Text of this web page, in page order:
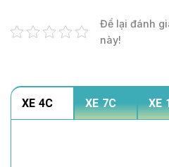
Để lại đánh
này!
XE 4C XE 7C XE